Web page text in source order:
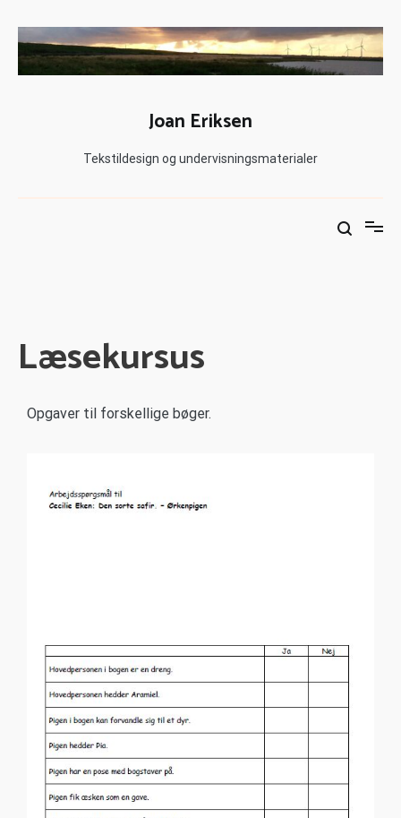
Joan Eriksen
Tekstildesign og undervisningsmaterialer
Læsekursus
Opgaver til forskellige bøger.